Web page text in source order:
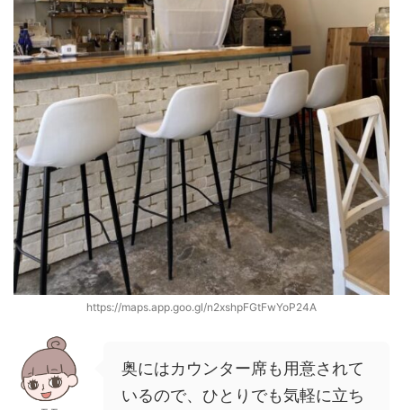
https://maps.app.goo.gl/n2xshpFGtFwYoP24A
奥にはカウンター席も用意されて
いるので、ひとりでも気軽に立ち